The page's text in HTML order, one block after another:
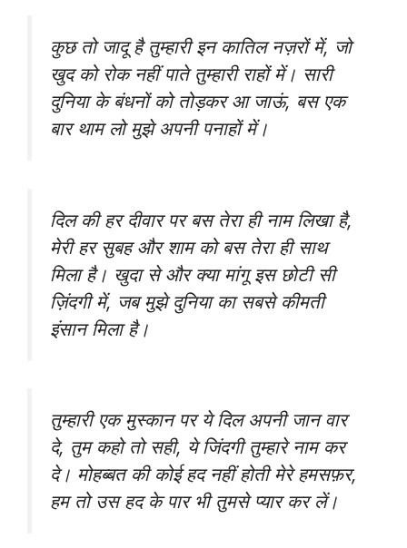
कुछ तो जादू है तुम्हारी इन कातिल नज़रों में, जो
खुद को रोक नहीं पाते तुम्हारी राहों में। सारी
दुनिया के बंधनों को तोड़कर आ जाऊं, बस एक
बार थाम लो मुझे अपनी पनाहों में।
दिल की हर दीवार पर बस तेरा ही नाम लिखा है,
मेरी हर सुबह और शाम को बस तेरा ही साथ
मिला है। खुदा से और क्या मांगू इस छोटी सी
ज़िंदगी में, जब मुझे दुनिया का सबसे कीमती
इंसान मिला है।
तुम्हारी एक मुस्कान पर ये दिल अपनी जान वार
दे, तुम कहो तो सही, ये जिंदगी तुम्हारे नाम कर
दे। मोहब्बत की कोई हद नहीं होती मेरे हमसफ़र,
हम तो उस हद के पार भी तुमसे प्यार कर लें।